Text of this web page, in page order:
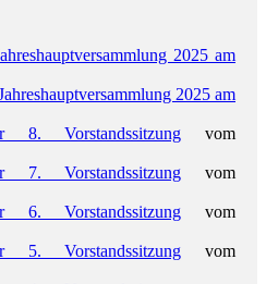
2025 am
2025 am
8. Vorstandssitzung vom
7. Vorstandssitzung vom
6. Vorstandssitzung vom
5. Vorstandssitzung vom